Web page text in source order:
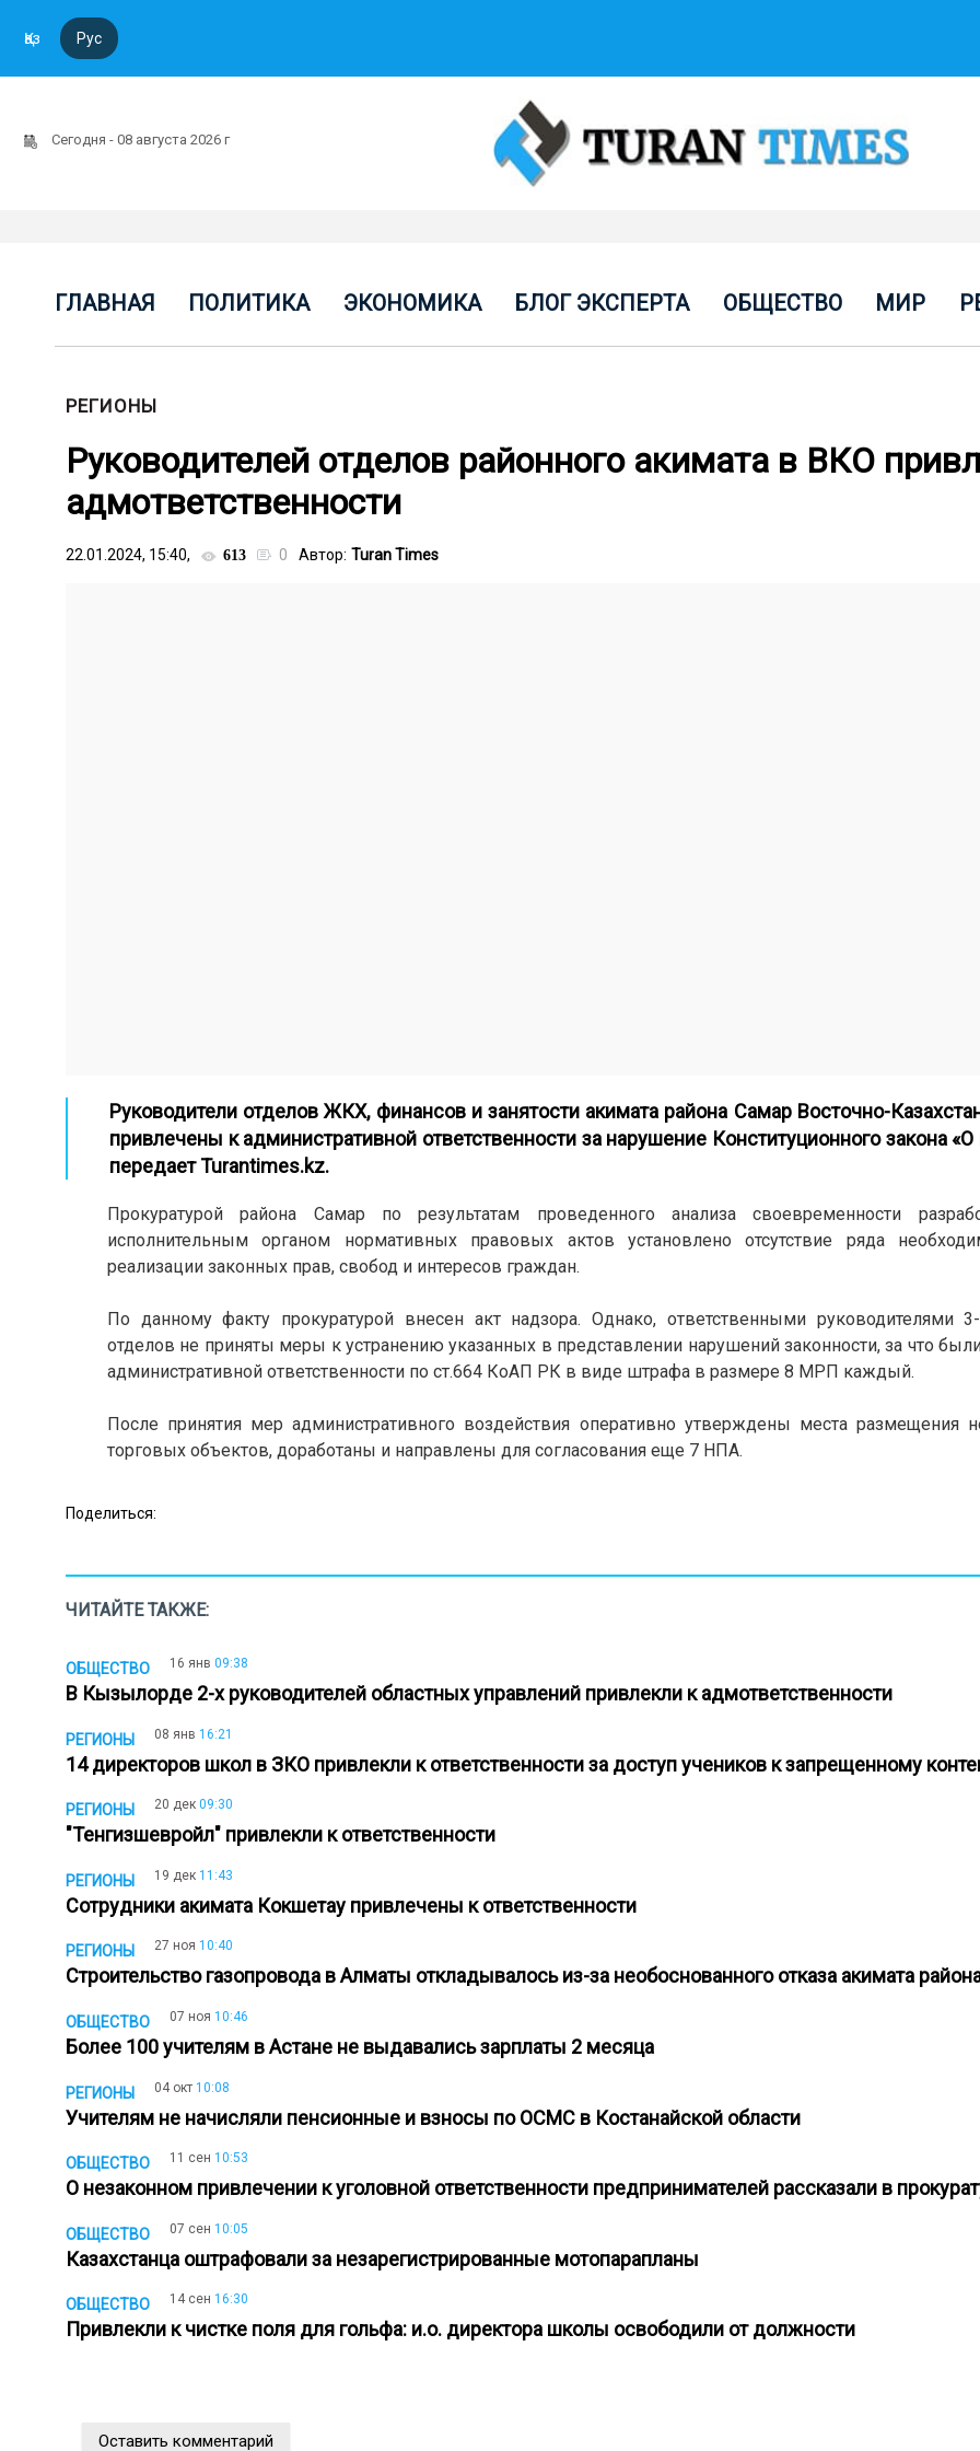
Қаз Рус
Сегодня - 08 августа 2026 г
ГЛАВНАЯ ПОЛИТИКА ЭКОНОМИКА БЛОГ ЭКСПЕРТА ОБЩЕСТВО МИР
РЕГИОНЫ
Руководителей отделов районного акимата в ВКО
адмответственности
22.01.2024, 15:40, 613 0 Автор: Turan Times
Руководители отделов ЖКХ, финансов и занятости акимата района Самар Восточно-
привлечены к административной ответственности за нарушение Конституционного закона «О
передает Turantimes.kz.
Прокуратурой района Самар по результатам проведенного анализа своевременности
исполнительным органом нормативных правовых актов установлено отсутствие ряда
реализации законных прав, свобод и интересов граждан.
По данному факту прокуратурой внесен акт надзора. Однако, ответственными руководителями
отделов не приняты меры к устранению указанных в представлении нарушений законности, за что
административной ответственности по ст.664 КоАП РК в виде штрафа в размере 8 МРП каждый.
После принятия мер административного воздействия оперативно утверждены места размещения
торговых объектов, доработаны и направлены для согласования еще 7 НПА.
Поделиться:
ЧИТАЙТЕ ТАКЖЕ:
ОБЩЕСТВО 16 янв 09:38
В Кызылорде 2-х руководителей областных управлений привлекли к адмответственности
РЕГИОНЫ 08 янв 16:21
14 директоров школ в ЗКО привлекли к ответственности за доступ учеников к запрещенному
РЕГИОНЫ 20 дек 09:30
"Тенгизшевройл" привлекли к ответственности
РЕГИОНЫ 19 дек 11:43
Сотрудники акимата Кокшетау привлечены к ответственности
РЕГИОНЫ 27 ноя 10:40
Строительство газопровода в Алматы откладывалось из-за необоснованного отказа акимата
ОБЩЕСТВО 07 ноя 10:46
Более 100 учителям в Астане не выдавались зарплаты 2 месяца
РЕГИОНЫ 04 окт 10:08
Учителям не начисляли пенсионные и взносы по ОСМС в Костанайской области
ОБЩЕСТВО 11 сен 10:53
О незаконном привлечении к уголовной ответственности предпринимателей рассказали в
ОБЩЕСТВО 07 сен 10:05
Казахстанца оштрафовали за незарегистрированные мотопарапланы
ОБЩЕСТВО 14 сен 16:30
Привлекли к чистке поля для гольфа: и.о. директора школы освободили от должности
Оставить комментарий